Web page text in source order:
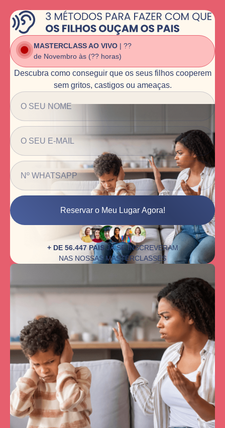
MASTERCLASS AO VIVO | ??
de Novembro às (?? horas)
Descubra como conseguir que os seus filhos cooperem
sem gritos, castigos ou ameaças.
Reservar o Meu Lugar Agora!
+ DE 56.447 PAISJÁ SE INSCREVERAM
NAS NOSSAS MASTERCLASSES